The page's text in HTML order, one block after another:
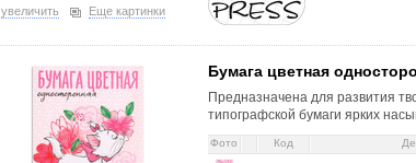
увеличить Еще картинки
Бумага цветная
Предназначена для развития
типографской бумаги ярких
Фото Код